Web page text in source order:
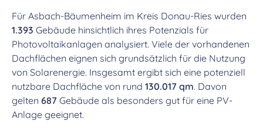
Für Asbach-Bäumenheim im Kreis Donau-Ries wurden
1.393 Gebäude hinsichtlich ihres Potenzials für
Photovoltaikanlagen analysiert. Viele der vorhandenen
Dachflächen eignen sich grundsätzlich für die Nutzung
von Solarenergie. Insgesamt ergibt sich eine potenziell
nutzbare Dachfläche von rund 130.017 qm. Davon
gelten 687 Gebäude als besonders gut für eine PV-
Anlage geeignet.